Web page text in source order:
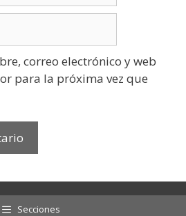
correo electrónico y web
para la próxima vez que
Secciones